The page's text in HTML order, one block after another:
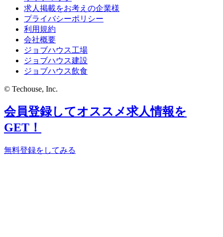
求人掲載をお考えの企業様
プライバシーポリシー
利用規約
会社概要
ジョブハウス工場
ジョブハウス建設
ジョブハウス飲食
© Techouse, Inc.
会員登録してオススメ求人情報を
GET！
無料登録をしてみる